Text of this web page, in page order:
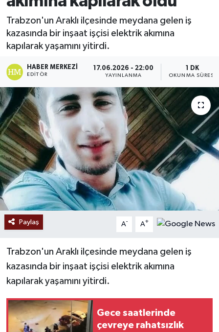
Trabzon'un Araklı ilçesinde meydana gelen iş
kazasında bir inşaat işçisi elektrik akımına
kapılarak yaşamını yitirdi.
HABER MERKEZI
EDITÖR
17.06.2026 - 22:00
YAYINLANMA
1 DK
OKUNMA SÜRESI
Paylaş A- A+
Trabzon'un Araklı ilçesinde meydana gelen iş
kazasında bir inşaat işçisi elektrik akımına
kapılarak yaşamını yitirdi.
Gece saatlerinde
çevreye rahatsızlık
Ekonomi
Sağlık
Tokat Haber